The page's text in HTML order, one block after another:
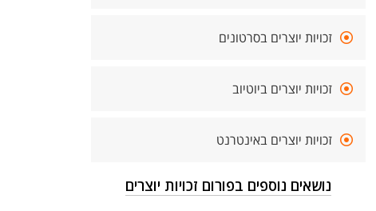
זכויות יוצרים בסרטונים
זכויות יוצרים ביוטיוב
זכויות יוצרים באינטרנט
נושאים נוספים בפורום זכויות יוצרים